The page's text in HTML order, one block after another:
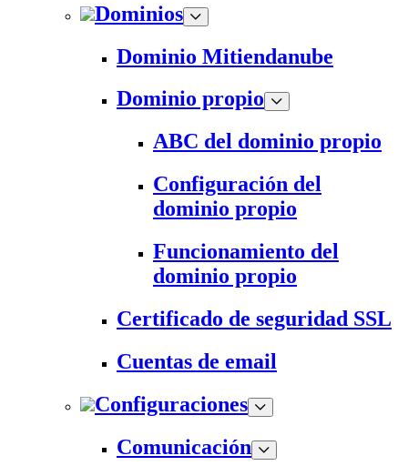
Dominios
Dominio Mitiendanube
Dominio propio
ABC del dominio propio
Configuración del
dominio propio
Funcionamiento del
dominio propio
Certificado de seguridad SSL
Cuentas de email
Configuraciones
Comunicación